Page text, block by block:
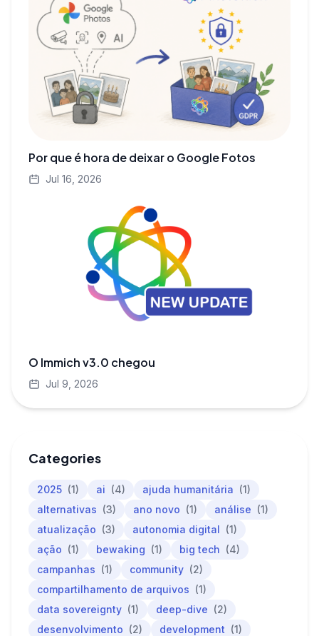
Por que é hora de deixar o Google Fotos
Jul 16, 2026
O Immich v3.0 chegou
Jul 9, 2026
Categories
2025 (1) ai (4) ajuda humanitária (1)
alternativas (3) ano novo (1) análise (1)
atualização (3) autonomia digital (1)
ação (1) bewaking (1) big tech (4)
campanhas (1) community (2)
compartilhamento de arquivos (1)
data sovereignty (1) deep-dive (2)
desenvolvimento (2) development (1)